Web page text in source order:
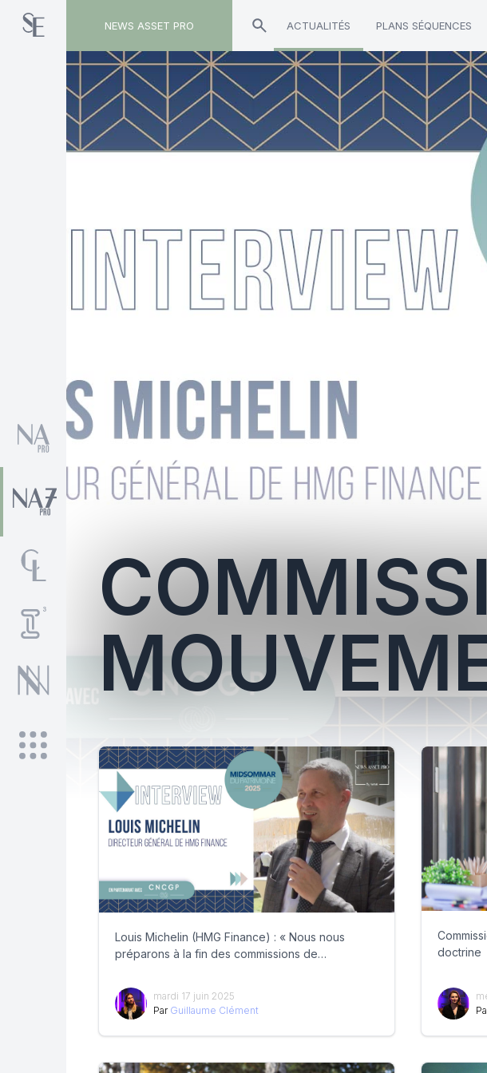
NEWS ASSET PRO ACTUALITÉS PLANS SÉQUENCES
Toute l'actualité sur le tag "commissions de mouvement"
Louis Michelin (HMG Finance) : « Nous nous
préparons à la fin des commissions de
mardi 17 juin 2025
Par Guillaume Clément
doctrine